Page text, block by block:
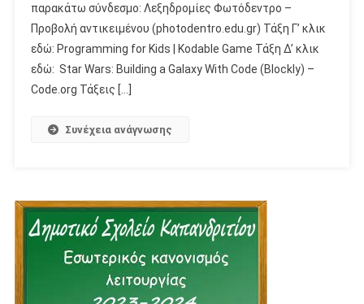
παρακάτω σύνδεσμο: Λεξηδρομίες Φωτόδεντρο –
Προβολή αντικειμένου (photodentro.edu.gr) Τάξη Γ’ κλικ
εδώ: Programming for Kids | Kodable Game Τάξη Δ’ κλικ
εδώ: Star Wars: Building a Galaxy With Code (Blockly) –
Code.org Τάξεις […]
Συνέχεια ανάγνωσης